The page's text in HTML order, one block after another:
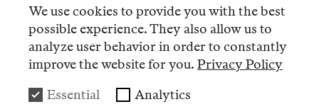
Frühjahr 2024 erschien die von ihm und Mahmoud
Al-Shaer herausgegebene Special IssueGaza!
Gaza! Gaza!(ArabLit Quarterly/Majalla 28), die
Essays, Gedichte und Reflexionen von in Gaza
GedichtsammlungThe Fortune Tellers Betrayed Me
We use cookies to provide you with the best
possible experience. They also allow us to
analyze user behavior in order to constantly
improve the website for you. Privacy Policy
Essential Analytics